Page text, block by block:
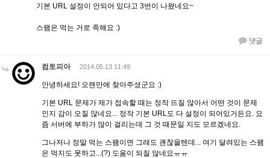
기본 URL 설정이 안되어 있다고 3번이 나왔네요~
스팸은 먹는 거로 족해요 :)
댓글
컴토피아 2014.05.13 11:49
안녕하세요! 오랜만에 찾아주셨군요 :)
기본 URL 문제가 제가 접속할 때는 정작 뜨질 않아서 어떤 것이 문제
인지 감이 오질 않네요... 정작 기본 URL도 다 설정이 되어있거든요. 요
즘 서버에 부하가 많이 걸리는데 그 것 때문일 지도 모르겠네요.
그나저나 정말 먹는 스팸이면 그래도 괜찮을텐데... 여기 달려있는 스팸
은 먹지도 못하고...(?) 도움이 되질 않네요ㅠㅠ